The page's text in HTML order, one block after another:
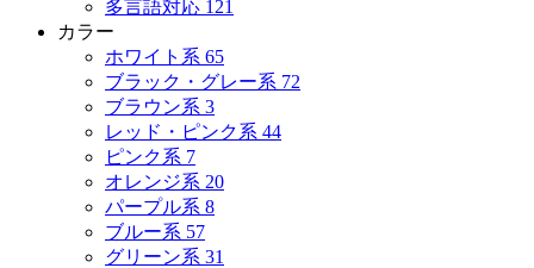
多言語対応 121
カラー
ホワイト系 65
ブラック・グレー系 72
ブラウン系 3
レッド・ピンク系 44
ピンク系 7
オレンジ系 20
パープル系 8
ブルー系 57
グリーン系 31